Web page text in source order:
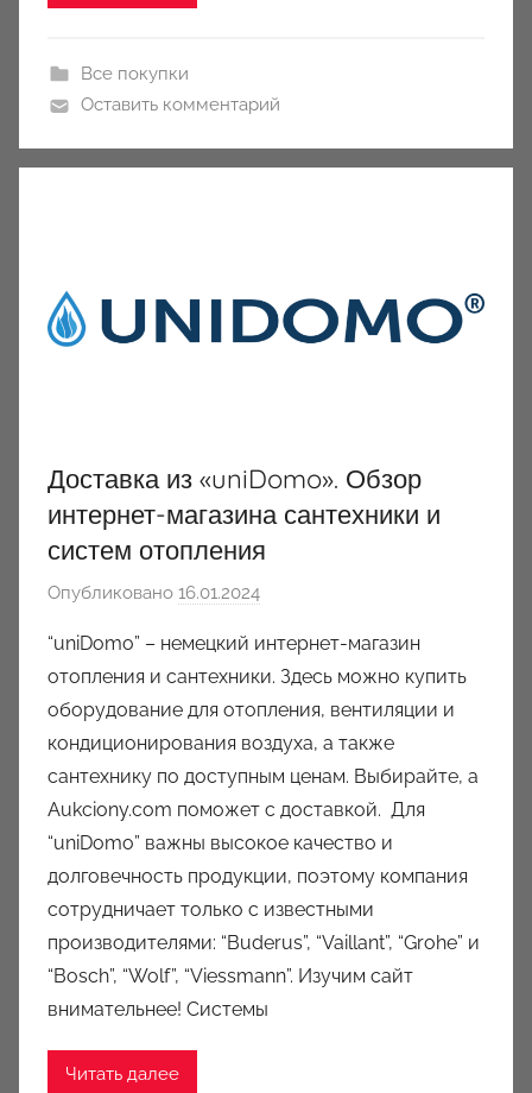
Все покупки
Оставить комментарий
Доставка из «uniDomo». Обзор
интернет-магазина сантехники и
систем отопления
Опубликовано 16.01.2024
т
о
р
о
м
a
u
k
c
i
“uniDomo” – немецкий интернет-магазин
отопления и сантехники. Здесь можно купить
оборудование для отопления, вентиляции и
кондиционирования воздуха, а также
сантехнику по доступным ценам. Выбирайте, а
Aukciony.com поможет с доставкой. Для
“uniDomo” важны высокое качество и
долговечность продукции, поэтому компания
сотрудничает только с известными
производителями: “Buderus”, “Vaillant”, “Grohe” и
“Bosch”, “Wolf”, “Viessmann”. Изучим сайт
внимательнее! Системы
Читать далее